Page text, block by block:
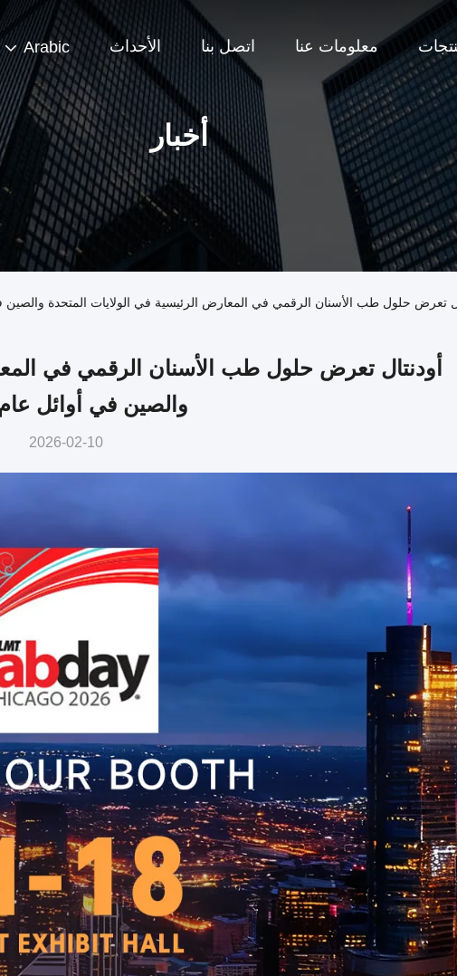
معلومات عنا اتصل بنا الأحداث Arabic
أخبار
تعرض حلول طب الأسنان الرقمي في المعارض الرئيسية في الولايات المتحدة والصين في
أودنتال تعرض حلول طب الأسنان الرقمي في
والصين في أوائل عام
2026-02-10